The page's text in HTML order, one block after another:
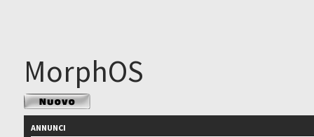
MorphOS
Scrivi un nuovo
argomento
ANNUNCI